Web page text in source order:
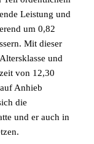
Leistung und
um 0,82
Mit dieser
und
von 12,30
Anhieb
die
und er auch in